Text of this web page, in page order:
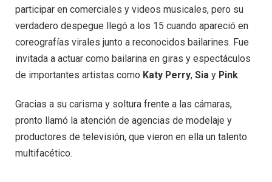
participar en comerciales y videos musicales, pero su
verdadero despegue llegó a los 15 cuando apareció en
coreografías virales junto a reconocidos bailarines. Fue
invitada a actuar como bailarina en giras y espectáculos
de importantes artistas como Katy Perry, Sia y Pink.
Gracias a su carisma y soltura frente a las cámaras,
pronto llamó la atención de agencias de modelaje y
productores de televisión, que vieron en ella un talento
multifacético.